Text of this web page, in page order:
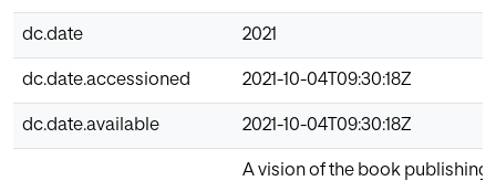
dc.date 2021
dc.date.accessioned 2021-10-04T09:30:18Z
dc.date.available 2021-10-04T09:30:18Z
A vision of the book publishing